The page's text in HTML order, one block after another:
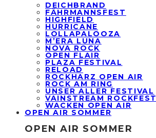
DEICHBRAND
FÄHRMANNSFEST
HIGHFIELD
HURRICANE
LOLLAPALOOZA
M’ERA LUNA
NOVA ROCK
OPEN FLAIR
PLAZA FESTIVAL
RELOAD
ROCKHARZ OPEN AIR
ROCK AM RING
UNSER ALLER FESTIVAL
VAINSTREAM ROCKFEST
WACKEN OPEN AIR
OPEN AIR SOMMER
OPEN AIR SOMMER